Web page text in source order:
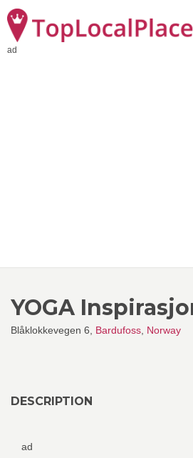
ad
YOGA
Blåklokkevegen 6, Bardufoss Norway
DESCRIPTION
ad